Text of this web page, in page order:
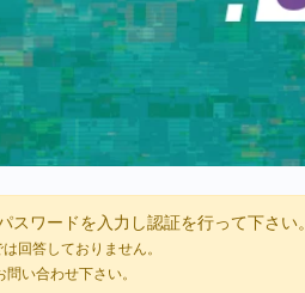
ワードを入力し認証を行って下さい。
回答しておりません。
い合わせ下さい。